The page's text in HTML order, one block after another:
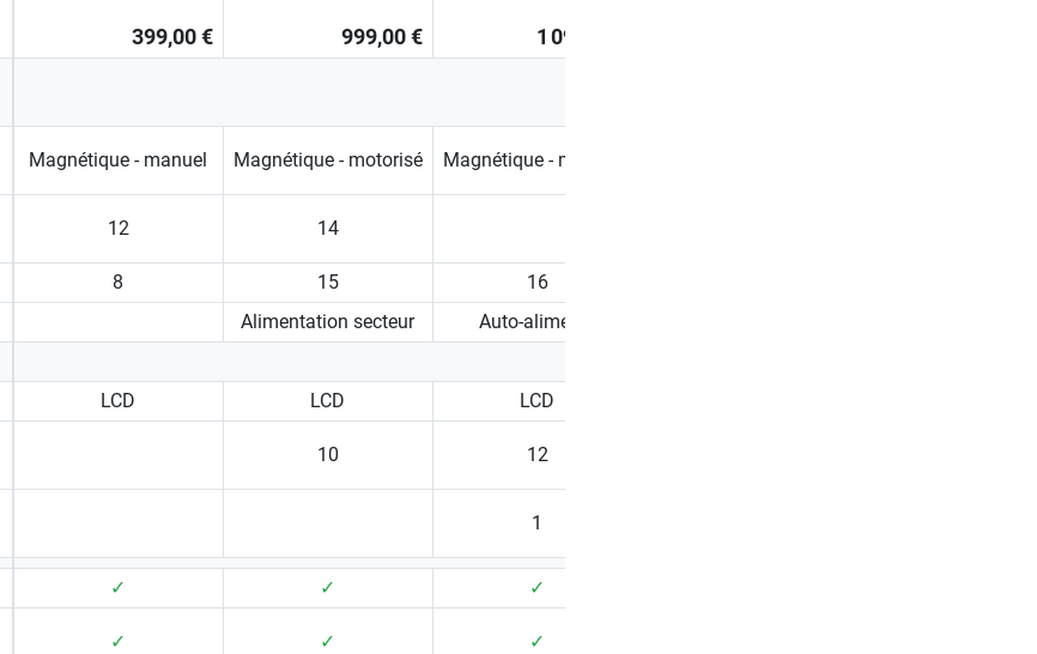
399,00 € 999,00 € 1 099,00 €
Magnétique - manuel Magnétique - motorisé Magnétique - motorisé
12 14
8 15 16
Alimentation secteur Auto-alimenté
LCD LCD LCD
10 12
1
✓ ✓ ✓
✓ ✓ ✓